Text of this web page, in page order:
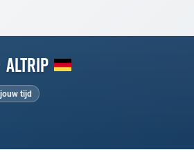
Altrip
tijd